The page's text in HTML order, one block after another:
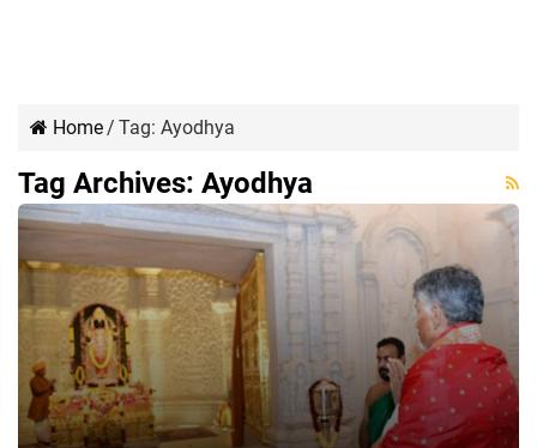
Home/ Tag: Ayodhya
Tag Archives: Ayodhya